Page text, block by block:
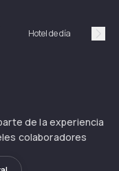
Hotel de día
de la experiencia
colaboradores